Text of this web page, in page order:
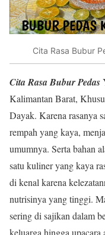
Cita Rasa Bubur
Cita Rasa Bubur Pedas
Kalimantan Barat,
Dayak. Karena rasanya
rempah yang kaya,
umumnya. Serta bahan
satu kuliner yang kaya
di kenal karena
nutrisinya yang tinggi.
sering di sajikan dalam
keluarga hingga